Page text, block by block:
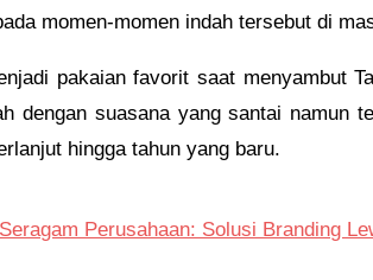
momen-momen indah tersebut di
pakaian favorit saat menyambut
dengan suasana yang santai namun
hingga tahun yang baru.
Perusahaan: Solusi Branding